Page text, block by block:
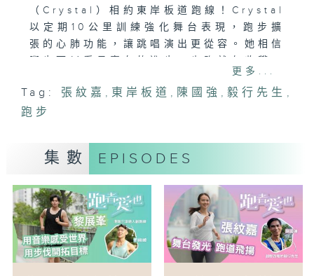
（Crystal）相約東岸板道跑線！Crystal
以定期10公里訓練強化舞台表現，跑步擴
張的心肺功能，讓跳唱演出更從容。她相信
每一步都是給自己的肯定。當談及跑步心
態，她笑說：「就像我們做人一樣，不跟別
人比速度，照自己的節奏跑，才能跑得自在
〈跑者愛迷思〉－跑步會傷膝？
兇？有人認為跑步時膝關節負擔過重，容易
受損；但你知道嗎？正確的姿勢、適當的步
頻與步幅，甚至腳掌落地方式，都能有效降
低膝蓋受傷的風險。究竟如何跑步才能既健
康又不傷膝？Inez為你一一拆解！
更多...
Tag: 張紋嘉 , 東岸板道 , 陳國強 ,毅行先生 ,
跑步
集數 EPISODES